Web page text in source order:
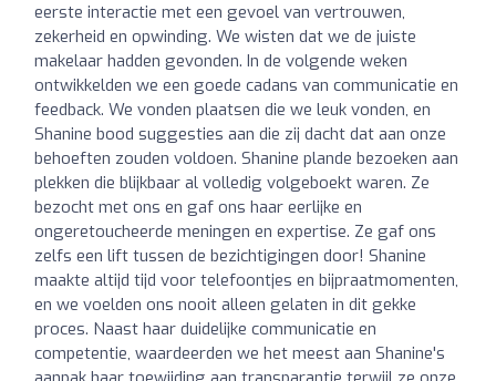
eerste interactie met een gevoel van vertrouwen,
zekerheid en opwinding. We wisten dat we de juiste
makelaar hadden gevonden. In de volgende weken
ontwikkelden we een goede cadans van communicatie en
feedback. We vonden plaatsen die we leuk vonden, en
Shanine bood suggesties aan die zij dacht dat aan onze
behoeften zouden voldoen. Shanine plande bezoeken aan
plekken die blijkbaar al volledig volgeboekt waren. Ze
bezocht met ons en gaf ons haar eerlijke en
ongeretoucheerde meningen en expertise. Ze gaf ons
zelfs een lift tussen de bezichtigingen door! Shanine
maakte altijd tijd voor telefoontjes en bijpraatmomenten,
en we voelden ons nooit alleen gelaten in dit gekke
proces. Naast haar duidelijke communicatie en
competentie, waardeerden we het meest aan Shanine's